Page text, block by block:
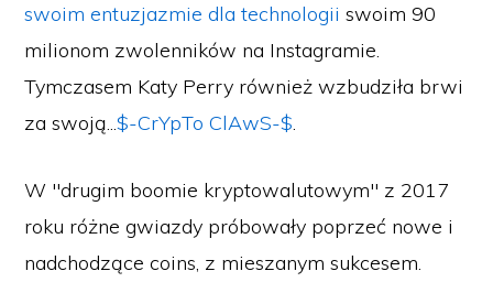
swoim entuzjazmie dla technologii swoim 90
milionom zwolenników na Instagramie.
Tymczasem Katy Perry również wzbudziła brwi
za swoją...$-CrYpTo ClAwS-$.
W "drugim boomie kryptowalutowym" z 2017
roku różne gwiazdy próbowały poprzeć nowe i
nadchodzące coins, z mieszanym sukcesem.